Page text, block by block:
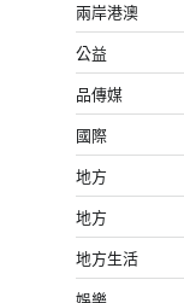
兩岸港澳
公益
品傳媒
國際
地方
地方
地方生活